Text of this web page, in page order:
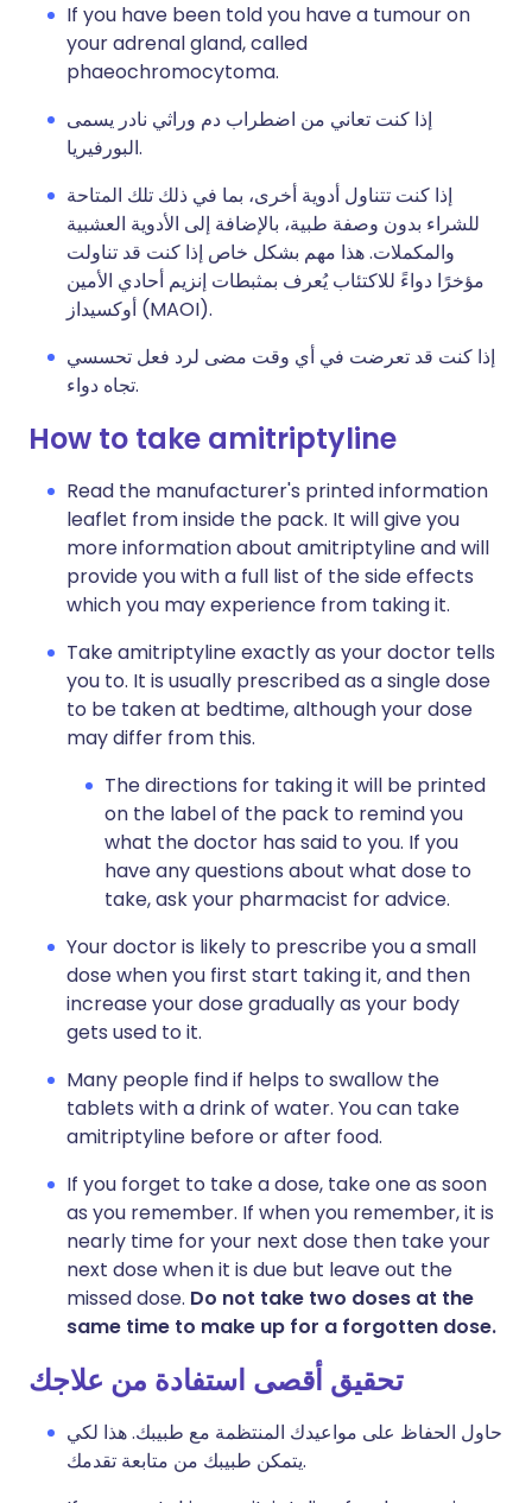
If you have been told you have a tumour on
your adrenal gland, called
phaeochromocytoma.
إذا كنت تعاني من اضطراب دم وراثي نادر يسمى
البورفيريا.
إذا كنت تتناول أدوية أخرى، بما في ذلك تلك المتاحة
للشراء بدون وصفة طبية، بالإضافة إلى الأدوية العشبية
والمكملات. هذا مهم بشكل خاص إذا كنت قد تناولت
مؤخرًا دواءً للاكتئاب يُعرف بمثبطات إنزيم أحادي الأمين
أوكسيداز (MAOI).
إذا كنت قد تعرضت في أي وقت مضى لرد فعل تحسسي
تجاه دواء.
How to take amitriptyline
Read the manufacturer's printed information
leaflet from inside the pack. It will give you
more information about amitriptyline and will
provide you with a full list of the side effects
which you may experience from taking it.
Take amitriptyline exactly as your doctor tells
you to. It is usually prescribed as a single dose
to be taken at bedtime, although your dose
may differ from this.
The directions for taking it will be printed
on the label of the pack to remind you
what the doctor has said to you. If you
have any questions about what dose to
take, ask your pharmacist for advice.
Your doctor is likely to prescribe you a small
dose when you first start taking it, and then
increase your dose gradually as your body
gets used to it.
Many people find if helps to swallow the
tablets with a drink of water. You can take
amitriptyline before or after food.
If you forget to take a dose, take one as soon
as you remember. If when you remember, it is
nearly time for your next dose then take your
next dose when it is due but leave out the
missed dose. Do not take two doses at the
same time to make up for a forgotten dose.
تحقيق أقصى استفادة من علاجك
حاول الحفاظ على مواعيدك المنتظمة مع طبيبك. هذا لكي
يتمكن طبيبك من متابعة تقدمك.